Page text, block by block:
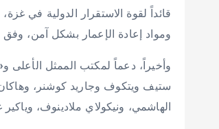
قائداً لقوة الاستقرار الدولية في
ومواد إعادة الإعمار بشكل آمن، وفق
وأخيراً، دعماً لمكتب الممثل
ستيف ويتكوف وجاريد كوشنر،
الهاشمي، ونيكولاي ملادينوف،